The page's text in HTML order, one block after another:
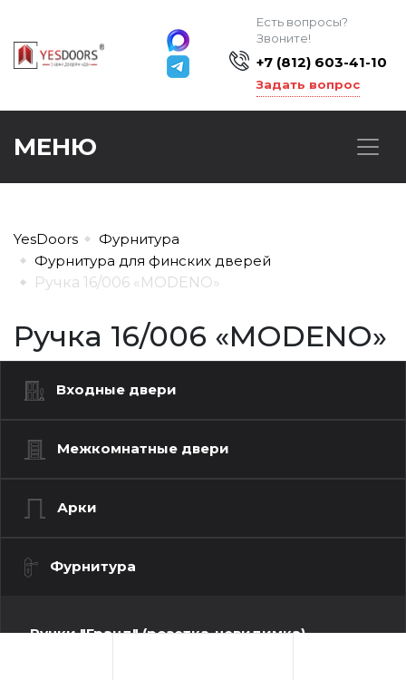
Есть вопросы?
Звоните!
+7 (812) 603-41-10
Задать вопрос
МЕНЮ
YesDoors
Фурнитура
Фурнитура для финских дверей
Ручка 16/006 «MODENO»
Ручка 16/006 «MODENO»
Входные двери
Межкомнатные двери
Арки
Фурнитура
Ручки "Гранд" (розетка-невидимка)